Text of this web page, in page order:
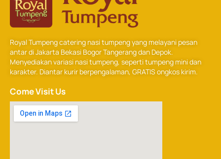
Royal Tumpeng catering nasi tumpeng yang melayani pesan
antar di Jakarta Bekasi Bogor Tangerang dan Depok.
Menyediakan variasi nasi tumpeng, seperti tumpeng mini dan
karakter. Diantar kurir berpengalaman, GRATIS ongkos kirim.
Come Visit Us